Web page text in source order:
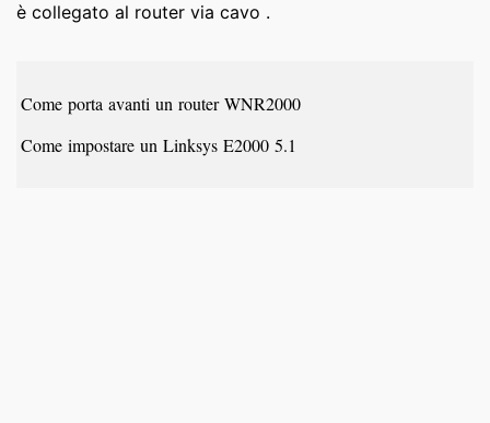
è collegato al router via cavo .
Come porta avanti un router WNR2000
Come impostare un Linksys E2000 5.1